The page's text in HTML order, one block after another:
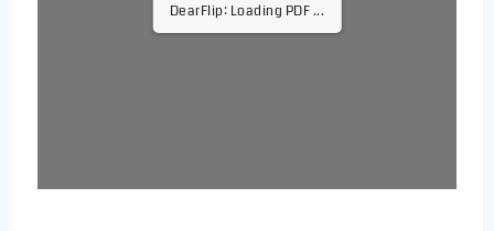
DearFlip: Loading PDF 30%
...